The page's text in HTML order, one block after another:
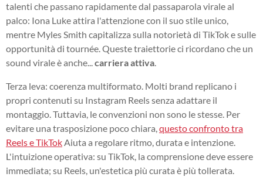
talenti che passano rapidamente dal passaparola virale al
palco: Iona Luke attira l'attenzione con il suo stile unico,
mentre Myles Smith capitalizza sulla notorietà di TikTok e sulle
opportunità di tournée. Queste traiettorie ci ricordano che un
sound virale è anche...carriera attiva.
Terza leva: coerenza multiformato. Molti brand replicano i
propri contenuti su Instagram Reels senza adattare il
montaggio. Tuttavia, le convenzioni non sono le stesse. Per
evitare una trasposizione poco chiara,questo confronto tra
Reels e TikTokAiuta a regolare ritmo, durata e intenzione.
L'intuizione operativa: su TikTok, la comprensione deve essere
immediata; su Reels, un'estetica più curata è più tollerata.